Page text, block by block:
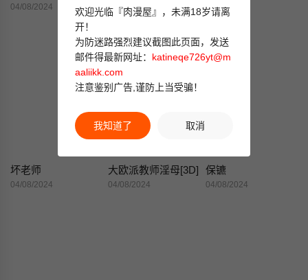
04/08/2024 04/08/2024 04/08/2024
坏老师
04/08/2024
大欧派教师淫母[3D]
04/08/2024
保镳
04/08/2024
欢迎光临『肉漫屋』，未满18岁请离
开！
为防迷路强烈建议截图此页面，发送
邮件得最新网址： katineqe726yt@m
aaliikk.com
注意鉴别广告,谨防上当受骗！
我知道了 取消